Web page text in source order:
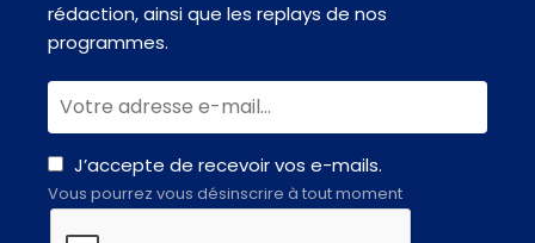
rédaction, ainsi que les replays de nos
programmes.
J’accepte de recevoir vos e-mails.
Vous pourrez vous désinscrire à tout moment